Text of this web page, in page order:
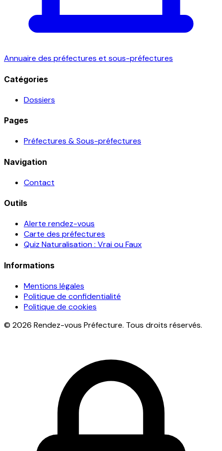
Annuaire des préfectures et sous-préfectures
Catégories
Dossiers
Pages
Préfectures & Sous-préfectures
Navigation
Contact
Outils
Alerte rendez-vous
Carte des préfectures
Quiz Naturalisation : Vrai ou Faux
Informations
Mentions légales
Politique de confidentialité
Politique de cookies
© 2026 Rendez-vous Préfecture. Tous droits réservés.